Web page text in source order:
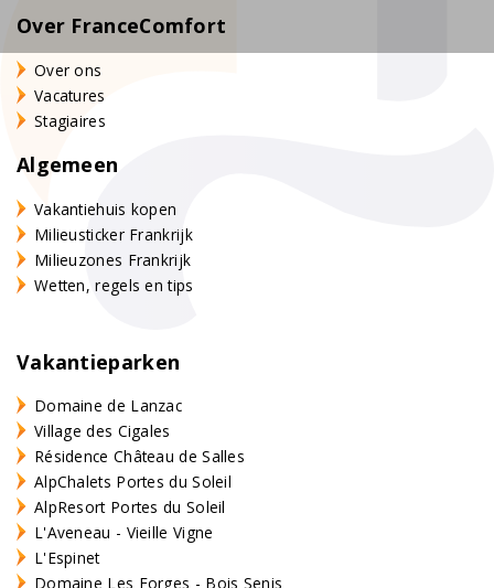
Over FranceComfort
Over ons
Vacatures
Stagiaires
Algemeen
Vakantiehuis kopen
Milieusticker Frankrijk
Milieuzones Frankrijk
Wetten, regels en tips
Vakantieparken
Domaine de Lanzac
Village des Cigales
Résidence Château de Salles
AlpChalets Portes du Soleil
AlpResort Portes du Soleil
L'Aveneau - Vieille Vigne
L'Espinet
Domaine Les Forges - Bois Senis